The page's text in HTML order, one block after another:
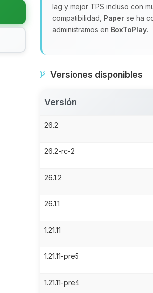
lag y mejor TPS incluso con
compatibilidad, Paper se ha
administramos en BoxToPlay.
Versiones disponibles
Versión
26.2
26.2-rc-2
26.1.2
26.1.1
1.21.11
1.21.11-pre5
1.21.11-pre4